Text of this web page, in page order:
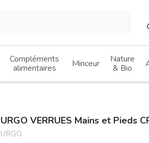
Compléments
alimentaires
Minceur
Nature
& Bio
URGO VERRUES Mains et Pieds
URGO